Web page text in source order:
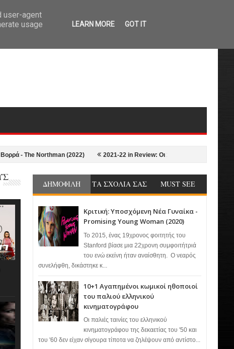
Northman (2022) 2021-22 in Review: Οι 10+1 Καλύτερες ταινίες της
ΔΗΜΟΦΙΛΗ ΤΑ ΣΧΟΛΙΑ ΣΑΣ MUST SEE
Κριτική: Υποσχόμενη Νέα Γυναίκα -
Promising Young Woman (2020)
Το 2015, ένας 19χρονος φοιτητής του
Stanford βίασε μια 22χρονη συμφοιτήτριά
του ενώ εκείνη ήταν αναίσθητη. Ο νεαρός
συνελήφθη, δικάστηκε κ...
10+1 Αγαπημένοι κωμικοί ηθοποιοί
του παλιού ελληνικού
κινηματογράφου
Οι παλιές ταινίες του ελληνικού
κινηματογράφου της δεκαετίας του '50 και
του '60 δεν είχαν σίγουρα τίποτα να ζηλέψουν από αντίστο...
user-agent
usage
LEARN MORE GOT IT